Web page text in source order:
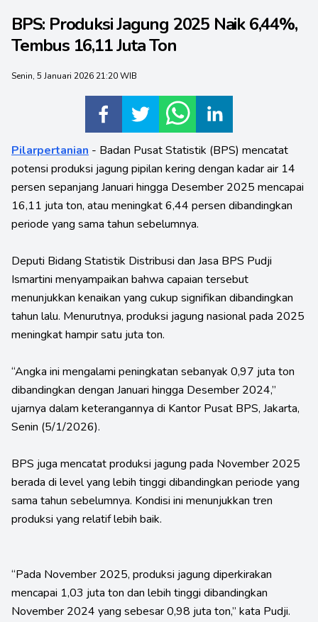
BPS: Produksi Jagung 2025 Naik 6,44%,
Tembus 16,11 Juta Ton
Senin, 5 Januari 2026 21:20 WIB
Pilarpertanian - Badan Pusat Statistik (BPS) mencatat
potensi produksi jagung pipilan kering dengan kadar air 14
persen sepanjang Januari hingga Desember 2025 mencapai
16,11 juta ton, atau meningkat 6,44 persen dibandingkan
periode yang sama tahun sebelumnya.
Deputi Bidang Statistik Distribusi dan Jasa BPS Pudji
Ismartini menyampaikan bahwa capaian tersebut
menunjukkan kenaikan yang cukup signifikan dibandingkan
tahun lalu. Menurutnya, produksi jagung nasional pada 2025
meningkat hampir satu juta ton.
“Angka ini mengalami peningkatan sebanyak 0,97 juta ton
dibandingkan dengan Januari hingga Desember 2024,”
ujarnya dalam keterangannya di Kantor Pusat BPS, Jakarta,
Senin (5/1/2026).
BPS juga mencatat produksi jagung pada November 2025
berada di level yang lebih tinggi dibandingkan periode yang
sama tahun sebelumnya. Kondisi ini menunjukkan tren
produksi yang relatif lebih baik.
“Pada November 2025, produksi jagung diperkirakan
mencapai 1,03 juta ton dan lebih tinggi dibandingkan
November 2024 yang sebesar 0,98 juta ton,” kata Pudji.